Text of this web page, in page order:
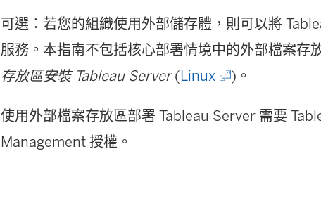
新
視
窗
啟
可選：若您的組織使用外部儲存體，則可以將
服務。本指南不包括核心部署情境中的外部檔案存
存放區安裝 Tableau Server(Linux(
)。
使用外部檔案存放區部署 Tableau Server 需要
Management 授權。